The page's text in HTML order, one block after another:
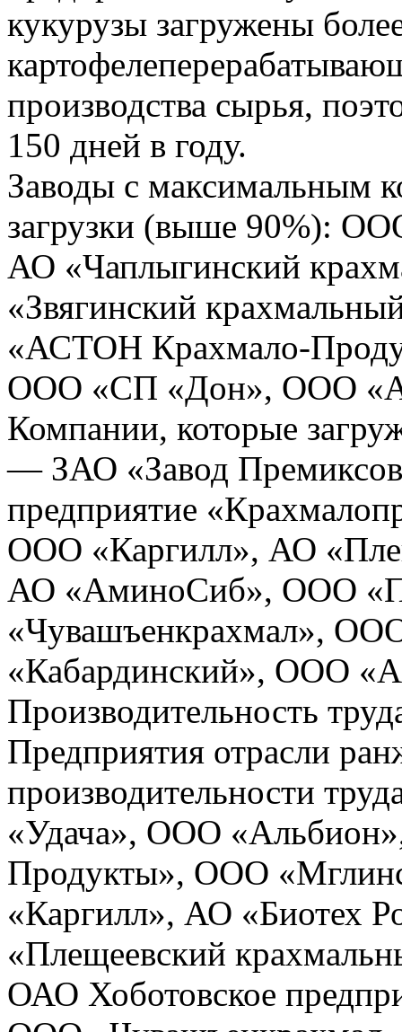
кукурузы загружены
производства сырья,
150 дней в году.
Заводы с максимальным
загрузки (выше 90%):
АО «Чаплыгинский
«Звягинский
«АСТОН Крахмало-
ООО «СП «Дон», ООО
Компании, которые
— ЗАО «Завод
предприятие
ООО «Каргилл», АО
АО «АминоСиб», ООО
«Чувашъенкрахмал»,
«Кабардинский», ООО
Производительность
Предприятия отрасли
производительности
«Удача», ООО
Продукты», ООО
«Каргилл», АО
«Плещеевский
ОАО Хоботовское